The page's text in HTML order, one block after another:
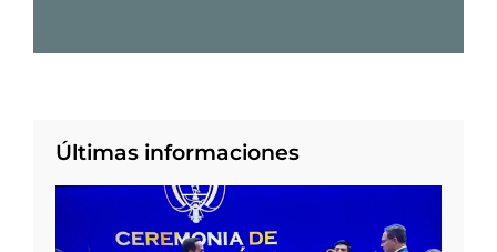
Últimas informaciones